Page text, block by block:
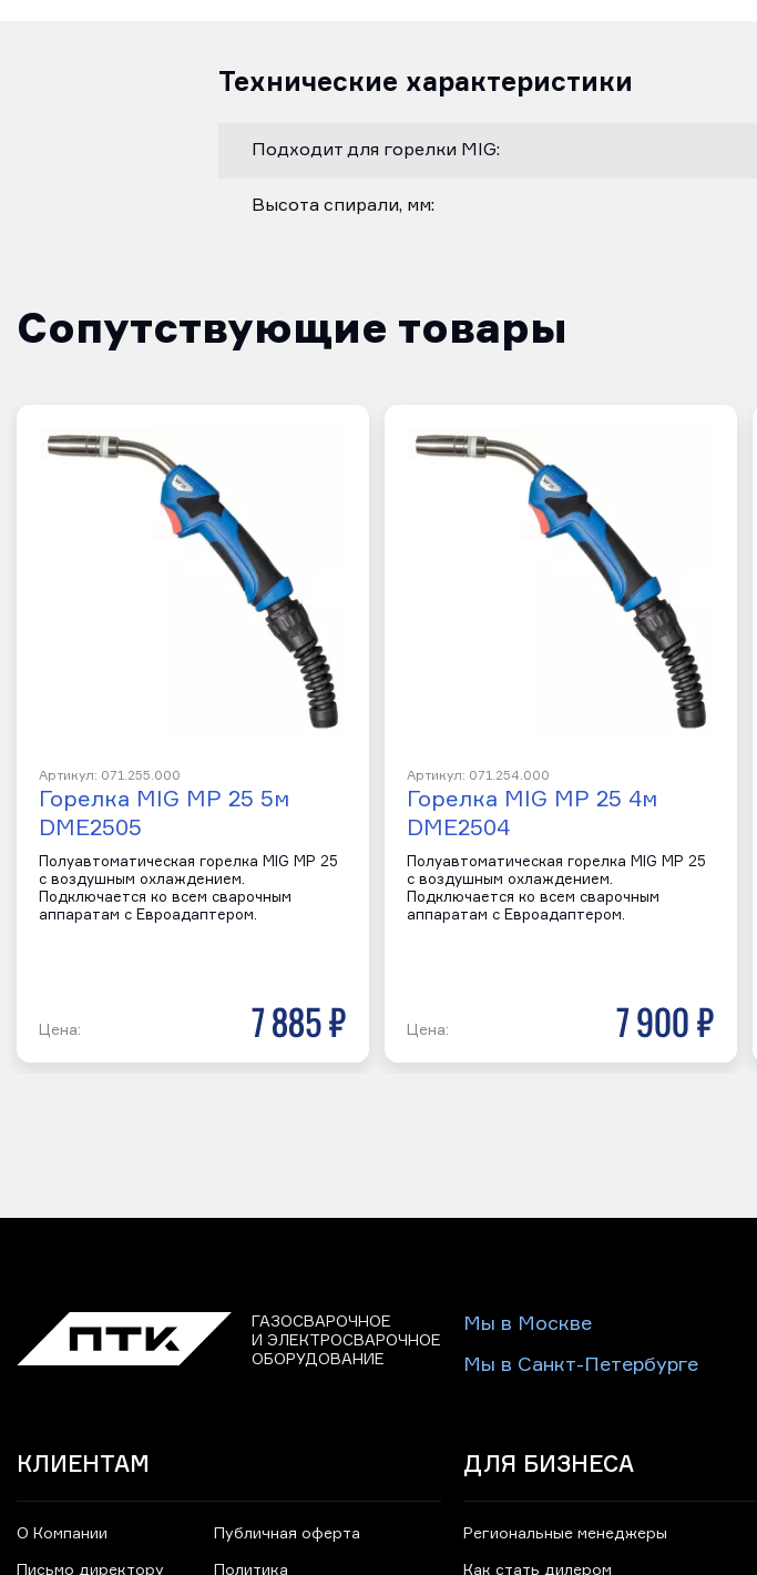
Технические характеристики
Подходит для горелки MIG:
Высота спирали, мм:
Сопутствующие товары
Артикул: 071.255.000
Горелка MIG MP 25 5м
DME2505
Полуавтоматическая горелка MIG MP 25
с воздушным охлаждением.
Подключается ко всем сварочным
аппаратам с Евроадаптером.
Цена: 7 885 р
Артикул: 071.254.000
Горелка MIG MP 25 4м
DME2504
Полуавтоматическая горелка MIG MP 25
с воздушным охлаждением.
Подключается ко всем сварочным
аппаратам с Евроадаптером.
Цена: 7 900 р
ГАЗОСВАРОЧНОЕ
И ЭЛЕКТРОСВАРОЧНОЕ
ОБОРУДОВАНИЕ
Мы в Москве
Мы в Санкт-Петербурге
КЛИЕНТАМ
О Компании
Письмо директору
Публичная оферта
Политика
ДЛЯ БИЗНЕСА
Региональные менеджеры
Как стать дилером